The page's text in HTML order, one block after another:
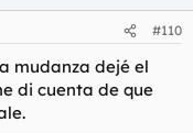
#110
mudanza dejé el
di cuenta de que